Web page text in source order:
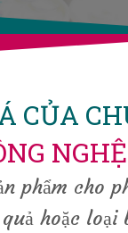
CỦA
NGHỆ
phẩm cho
hoặc loại